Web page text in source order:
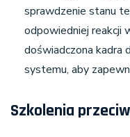
sprawdzenie stanu
odpowiedniej reakcji
doświadczona kadra
systemu, aby
Szkolenia